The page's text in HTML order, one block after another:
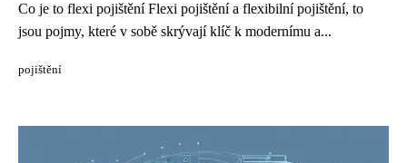
Co je to flexi pojištění Flexi pojištění a flexibilní pojištění, to
jsou pojmy, které v sobě skrývají klíč k modernímu a...
pojištění